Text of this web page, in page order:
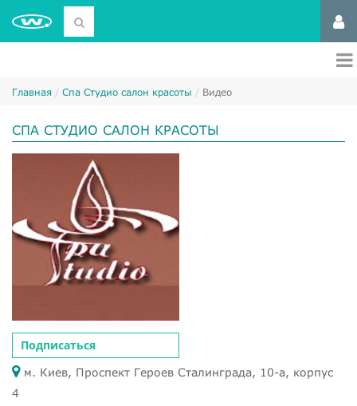
Главная Спа Студио салон красоты Видео
СПА СТУДИО САЛОН КРАСОТЫ
Подписаться
м. Киев, Проспект Героев Сталинграда, 10-а, корпус
4